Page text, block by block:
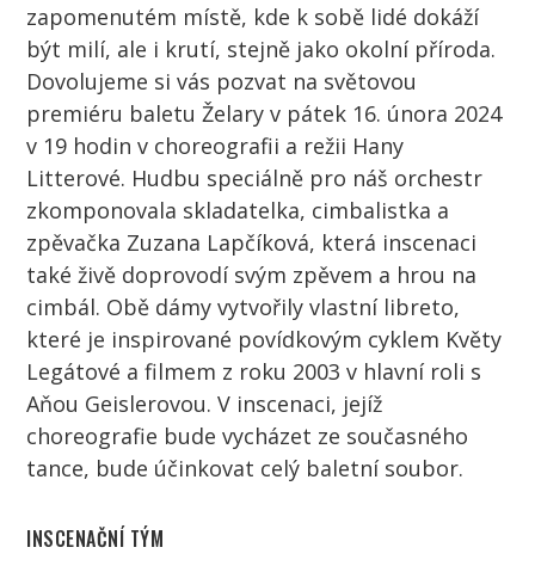
zapomenutém místě, kde k sobě lidé dokáží
být milí, ale i krutí, stejně jako okolní příroda.
Dovolujeme si vás pozvat na světovou
premiéru baletu Želary v pátek 16. února 2024
v 19 hodin v choreografii a režii Hany
Litterové. Hudbu speciálně pro náš orchestr
zkomponovala skladatelka, cimbalistka a
zpěvačka Zuzana Lapčíková, která inscenaci
také živě doprovodí svým zpěvem a hrou na
cimbál. Obě dámy vytvořily vlastní libreto,
které je inspirované povídkovým cyklem Květy
Legátové a filmem z roku 2003 v hlavní roli s
Aňou Geislerovou. V inscenaci, jejíž
choreografie bude vycházet ze současného
tance, bude účinkovat celý baletní soubor.
INSCENAČNÍ TÝM